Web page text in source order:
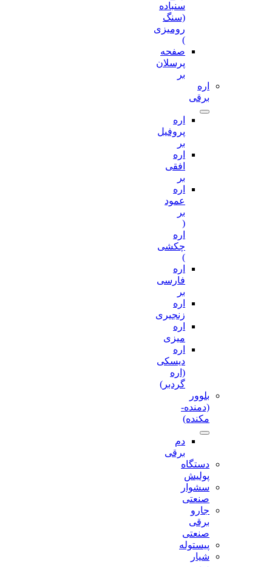
سنباده
رومیزی
صفحه
پرسلان
پروفیل
چکشی
فارسی
زنجیری
دیسکی
گردبر)
بلوور
(دمنده-
مکنده)
دستگاه
پولیش
سشوار
صنعتی
جارو
صنعتی
پیستوله
شیار